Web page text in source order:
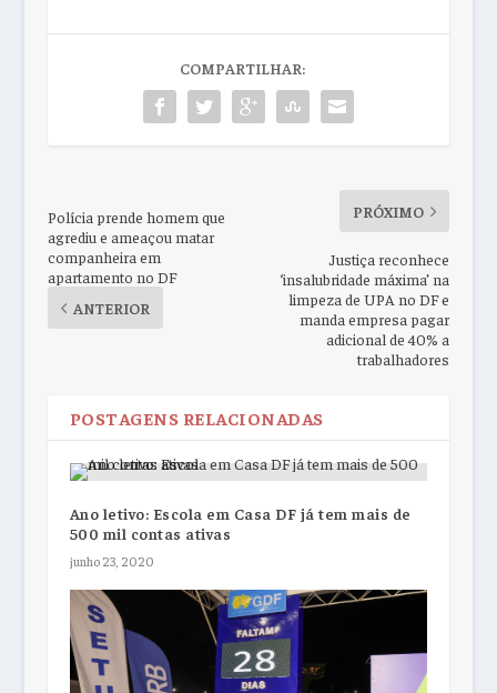
COMPARTILHAR:
Polícia prende homem que
agrediu e ameaçou matar
companheira em
apartamento no DF
ANTERIOR
PRÓXIMO
Justiça reconhece
‘insalubridade máxima’ na
limpeza de UPA no DF e
manda empresa pagar
adicional de 40% a
trabalhadores
POSTAGENS RELACIONADAS
Ano letivo: Escola em Casa DF já tem mais de
500 mil contas ativas
junho 23, 2020